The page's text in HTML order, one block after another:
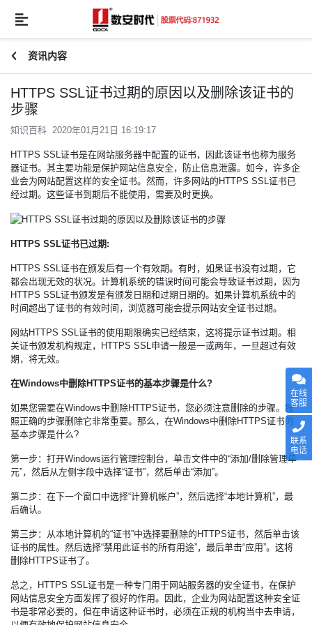
资讯内容
HTTPS SSL证书过期的原因以及删除该证书的
步骤
知识百科 2020年01月21日 16:19:17
HTTPS SSL证书是在网站服务器中配置的证书，因此该证书也称为服务
器证书。其主要功能是保护网站信息安全，防止信息泄露。如今，许多企
业会为网站配置这样的安全证书。然而，许多网站的HTTPS SSL证书已
经过期。这些证书到期后不能使用，需要及时更换。
HTTPS SSL证书已过期:
HTTPS SSL证书在颁发后有一个有效期。有时，如果证书没有过期，它
都会出现无效的状况。计算机系统的错误时间可能会导致证书过期，因为
HTTPS SSL证书颁发是有颁发日期和过期日期的。如果计算机系统中的
时间超出了证书的有效时间，浏览器可能会提示网站安全证书过期。
网站HTTPS SSL证书的使用期限确实已经结束，这将提示证书过期。相
关证书颁发机构规定，HTTPS SSL申请一般是一或两年，一旦超过有效
期，将无效。
在Windows中删除HTTPS证书的基本步骤是什么?
如果您需要在Windows中删除HTTPS证书，您必须注意删除的步骤。按
照正确的步骤删除它非常重要。那么，在Windows中删除HTTPS证书的
基本步骤是什么?
第一步：打开Windows运行管理控制台，单击文件中的“添加/删除管理单
元”，然后从左侧字段中选择“证书”，然后单击“添加”。
第二步：在下一个窗口中选择“计算机帐户”，然后选择“本地计算机”，最
后确认。
第三步：从本地计算机的“证书”中选择要删除的HTTPS证书，然后单击该
证书的属性。然后选择“禁用此证书的所有用途”，最后单击“应用”。这将
删除HTTPS证书了。
总之，HTTPS SSL证书是一种专门用于网站服务器的安全证书，在保护
网站信息安全方面发挥了很好的作用。因此，企业为网站配置这种安全证
书是非常必要的，但在申请这种证书时，必须在正规的机构当中去申请，
在线
客服
联系
电话